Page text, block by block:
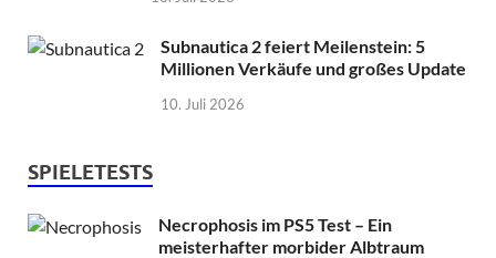
Subnautica 2 feiert Meilenstein: 5
Millionen Verkäufe und großes Update
10. Juli 2026
SPIELETESTS
Necrophosis im PS5 Test – Ein
meisterhafter morbider Albtraum